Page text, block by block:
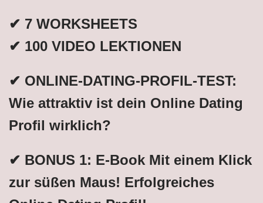
✔ 7 WORKSHEETS
✔ 100 VIDEO LEKTIONEN
✔ ONLINE-DATING-PROFIL-TEST:
Wie attraktiv ist dein Online Dating
Profil wirklich?
✔ BONUS 1: E-Book Mit einem Klick
zur süßen Maus! Erfolgreiches